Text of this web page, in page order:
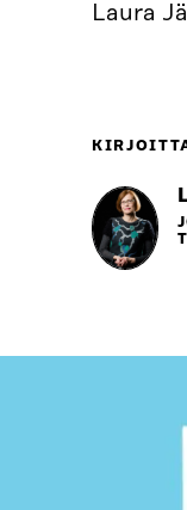
Laura